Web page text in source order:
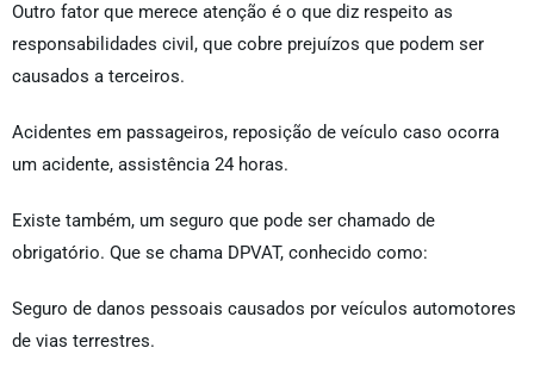
Outro fator que merece atenção é o que diz respeito as
responsabilidades civil, que cobre prejuízos que podem ser
causados a terceiros.
Acidentes em passageiros, reposição de veículo caso ocorra
um acidente, assistência 24 horas.
Existe também, um seguro que pode ser chamado de
obrigatório. Que se chama DPVAT, conhecido como:
Seguro de danos pessoais causados por veículos automotores
de vias terrestres.